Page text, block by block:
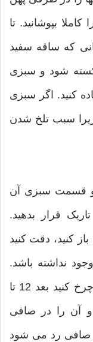
بپوشانید. تا
که ساقه سفید
شود و سبزی
كنید. اگر سبزی
زیرا سبب تلخ شدن
و قسمت سبزی آن
قرار بدهید.
کنید، دقت کنید
نداشته باشد.
سپس آن ها را 2 بار با چرخ گوشت چرخ كنید بعد 12 تا
و آن را در صافی
صافی رد می شود